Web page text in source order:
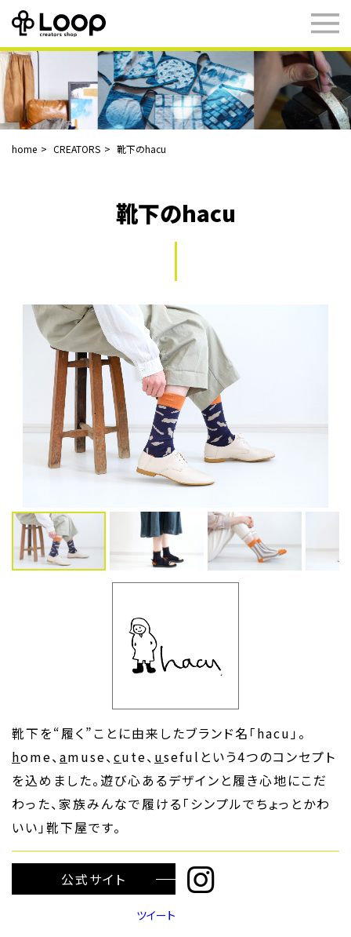
home CREATORS 靴下のhacu
靴下のhacu
靴下を“履く”ことに由来したブランド名「hacu」。
home、amuse、cute、 usefulという4つのコンセプト
を込めました。遊び心あるデザインと履き心地にこだ
わった、家族みんなで履ける「シンプルでちょっとかわ
いい」靴下屋です。
公式サイト
ツイート